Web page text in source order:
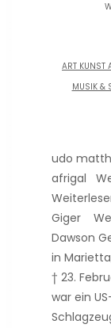
ART KUNST
MUSIK &
udo
afrigal
Giger
Dawson
in
† 23.
war ein